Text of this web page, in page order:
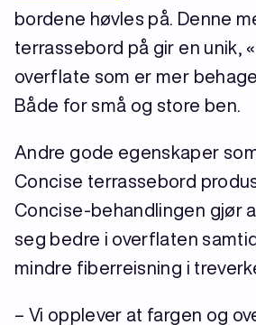
bordene høvles på. Denne
terrassebord på gir en unik,
overflate som er mer
Både for små og store ben.
Andre gode egenskaper
Concise terrassebord
Concise-behandlingen gjør
seg bedre i overflaten
mindre fiberreisning i
– Vi opplever at fargen og